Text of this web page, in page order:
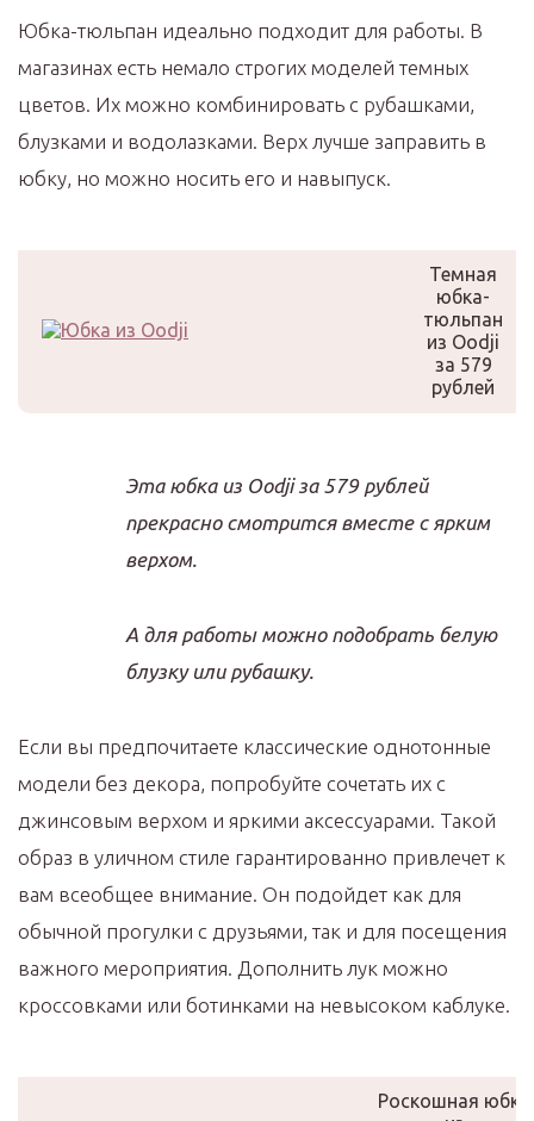
Юбка-тюльпан идеально подходит для работы. В
магазинах есть немало строгих моделей темных
цветов. Их можно комбинировать с рубашками,
блузками и водолазками. Верх лучше заправить в
юбку, но можно носить его и навыпуск.
Темная
юбка-
тюльпан
из Oodji
за 579
рублей
Эта юбка из Oodji за 579 рублей
прекрасно смотрится вместе с ярким
верхом.
А для работы можно подобрать белую
блузку или рубашку.
Если вы предпочитаете классические однотонные
модели без декора, попробуйте сочетать их с
джинсовым верхом и яркими аксессуарами. Такой
образ в уличном стиле гарантированно привлечет к
вам всеобщее внимание. Он подойдет как для
обычной прогулки с друзьями, так и для посещения
важного мероприятия. Дополнить лук можно
кроссовками или ботинками на невысоком каблуке.
Роскошная юбка